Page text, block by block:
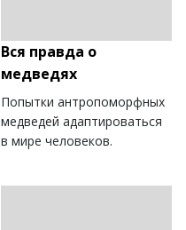
Вся правда о
медведях
Попытки антропоморфных
медведей адаптироваться
в мире человеков.